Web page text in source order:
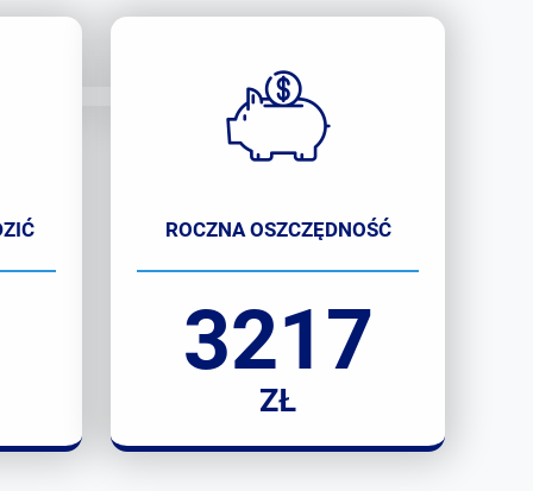
ROCZNA OSZCZĘDNOŚĆ
3217
ZŁ